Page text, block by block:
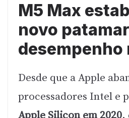
M5 Max
novo
desempenho
Desde que a Apple
processadores Intel e